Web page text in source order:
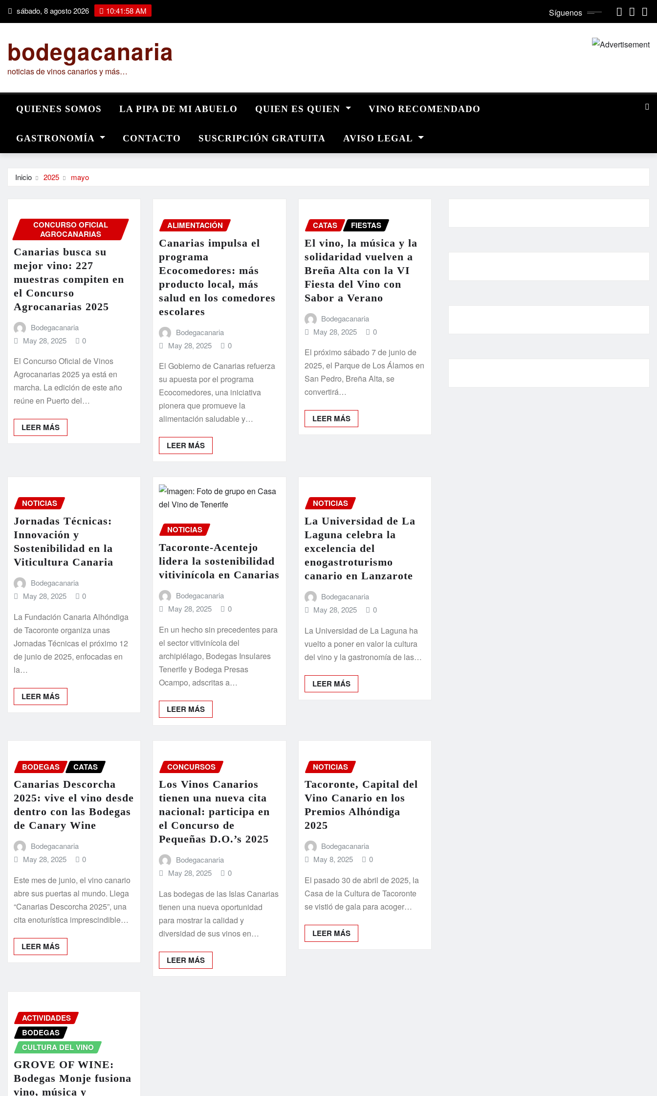
Saltar sábado, 8 agosto 2026 10:41:59 AM Síguenos
bodegacanaria
noticias de vinos canarios y más…
QUIENES SOMOS LA PIPA DE MI ABUELO QUIEN ES QUIEN VINO RECOMENDADO
GASTRONOMÍA CONTACTO SUSCRIPCIÓN GRATUITA AVISO LEGAL
Inicio 2025 mayo
CONCURSO OFICIAL
AGROCANARIAS
Canarias busca su
mejor vino: 227
muestras compiten en
el Concurso
Agrocanarias 2025
Bodegacanaria
May 28, 2025
0
El Concurso Oficial de Vinos
Agrocanarias 2025 ya está en
marcha. La edición de este año
reúne en Puerto del…
LEER MÁS
ALIMENTACIÓN
Canarias impulsa el
programa
Ecocomedores: más
producto local, más
salud en los comedores
escolares
Bodegacanaria
May 28, 2025
0
El Gobierno de Canarias refuerza
su apuesta por el programa
Ecocomedores, una iniciativa
pionera que promueve la
alimentación saludable y…
LEER MÁS
CATAS FIESTAS
El vino, la música y la
solidaridad vuelven a
Breña Alta con la VI
Fiesta del Vino con
Sabor a Verano
Bodegacanaria
May 28, 2025
0
El próximo sábado 7 de junio de
2025, el Parque de Los Álamos en
San Pedro, Breña Alta, se
convertirá…
LEER MÁS
NOTICIAS
Jornadas Técnicas:
Innovación y
Sostenibilidad en la
Viticultura Canaria
Bodegacanaria
May 28, 2025
0
La Fundación Canaria Alhóndiga
de Tacoronte organiza unas
Jornadas Técnicas el próximo 12
de junio de 2025, enfocadas en
la…
LEER MÁS
NOTICIAS
Tacoronte-Acentejo
lidera la sostenibilidad
vitivinícola en Canarias
Bodegacanaria
May 28, 2025
0
En un hecho sin precedentes para
el sector vitivinícola del
archipiélago, Bodegas Insulares
Tenerife y Bodega Presas
Ocampo, adscritas a…
LEER MÁS
NOTICIAS
La Universidad de La
Laguna celebra la
excelencia del
enogastroturismo
canario en Lanzarote
Bodegacanaria
May 28, 2025
0
La Universidad de La Laguna ha
vuelto a poner en valor la cultura
del vino y la gastronomía de las…
LEER MÁS
BODEGAS CATAS
Canarias Descorcha
2025: vive el vino desde
dentro con las Bodegas
de Canary Wine
Bodegacanaria
May 28, 2025
0
Este mes de junio, el vino canario
abre sus puertas al mundo. Llega
“Canarias Descorcha 2025”, una
cita enoturística imprescindible…
LEER MÁS
CONCURSOS
Los Vinos Canarios
tienen una nueva cita
nacional: participa en
el Concurso de
Pequeñas D.O.’s 2025
Bodegacanaria
May 28, 2025
0
Las bodegas de las Islas Canarias
tienen una nueva oportunidad
para mostrar la calidad y
diversidad de sus vinos en…
LEER MÁS
NOTICIAS
Tacoronte, Capital del
Vino Canario en los
Premios Alhóndiga
2025
Bodegacanaria
May 8, 2025
0
El pasado 30 de abril de 2025, la
Casa de la Cultura de Tacoronte
se vistió de gala para acoger…
LEER MÁS
ACTIVIDADES
BODEGAS
CULTURA DEL VINO
GROVE OF WINE:
Bodegas Monje fusiona
vino, música y